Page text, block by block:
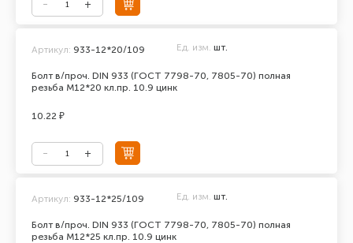
Болт в/проч. DIN 933 (ГОСТ 7798-70, 7805-70) полная
резьба М12*20 кл.пр. 10.9 цинк
Артикул: 933-12*20/109 Ед. изм. шт.
10.22 ₽
Болт в/проч. DIN 933 (ГОСТ 7798-70, 7805-70) полная
резьба М12*25 кл.пр. 10.9 цинк
Артикул: 933-12*25/109 Ед. изм. шт.